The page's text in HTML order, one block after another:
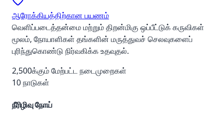
ஆரோக்கியத்திற்கான பயணம்
வெளிப்படைத்தன்மை மற்றும் திறன்மிகு ஒப்பீட்டுக் கருவிகள்
மூலம், நோயாளிகள் தங்களின் மருத்துவச் செலவுகளைப்
புரிந்துகொண்டு நிர்வகிக்க உதவுதல்.
2,500க்கும் மேற்பட்ட நடைமுறைகள்
10 நாடுகள்
நீரிழிவு நோய்